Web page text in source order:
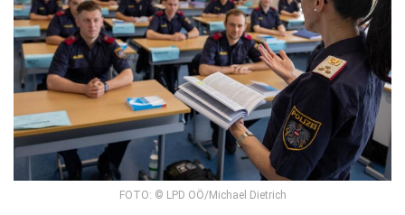
FOTO: © LPD OÖ/Michael Dietrich